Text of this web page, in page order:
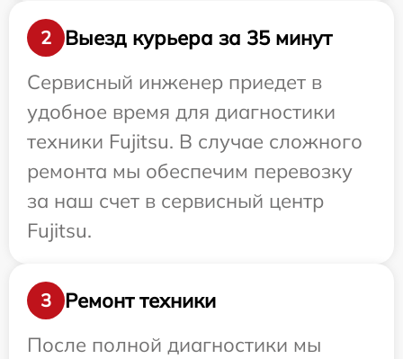
2
Выезд курьера за 35 минут
Сервисный инженер приедет в
удобное время для диагностики
техники Fujitsu. В случае сложного
ремонта мы обеспечим перевозку
за наш счет в сервисный центр
Fujitsu.
3
Ремонт техники
После полной диагностики мы